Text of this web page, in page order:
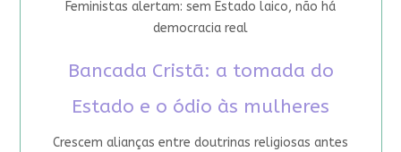
Feministas alertam: sem Estado laico, não há
democracia real
Bancada Cristã: a tomada do
Estado e o ódio às mulheres
Crescem alianças entre doutrinas religiosas antes